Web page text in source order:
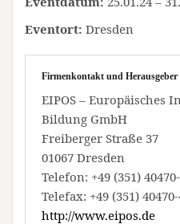
Eventort: Dresden
Firmenkontakt und Herausgeber
EIPOS – Europäisches
Bildung GmbH
Freiberger Straße 37
01067 Dresden
Telefon: +49 (351)
Telefax: +49 (351)
http://www.eipos.de